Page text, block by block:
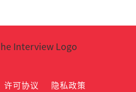
许可协议
隐私政策